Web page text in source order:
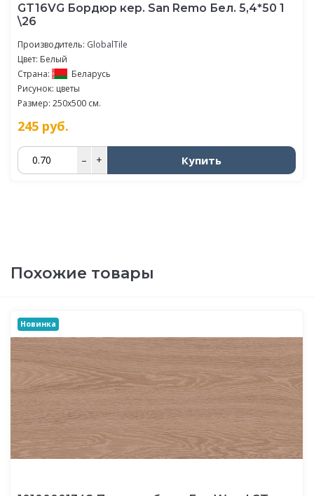
GT16VG Бордюр кер. San Remo Бел. 5,4*50 1
\26
Производитель: GlobalTile
Цвет: Белый
Страна:
Беларусь
Рисунок: цветы
Размер: 250x500 см.
245 руб.
– + Купить
Похожие товары
Новинка